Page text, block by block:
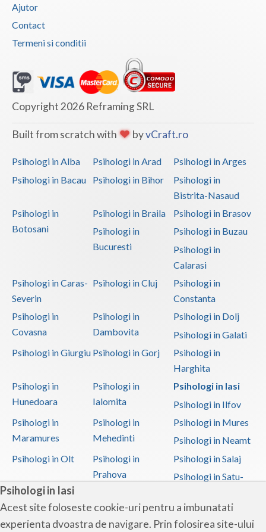
Psihologi in Iasi
Acest site foloseste cookie-uri pentru a imbunatati
experienta dvoastra de navigare. Prin folosirea site-ului
Ajutor
Contact
Termeni si conditii
Copyright 2026 Reframing SRL
Built from scratch with byvCraft.ro
Psihologi in Alba Psihologi in Arad
Psihologi in Arges
Psihologi in Bacau
Psihologi in Bihor
Psihologi in
Bistrita-Nasaud
Psihologi in
Botosani
Psihologi in Braila
Psihologi in Brasov
Psihologi in
Bucuresti
Psihologi in Buzau
Psihologi in
Calarasi
Psihologi in Caras-
Severin
Psihologi in Cluj
Psihologi in
Constanta
Psihologi in
Covasna
Psihologi in
Dambovita
Psihologi in Dolj
Psihologi in Galati
Psihologi in Giurgiu Psihologi in Gorj
Psihologi in
Harghita
Psihologi in
Hunedoara
Psihologi in
Ialomita
Psihologi in Iasi
Psihologi in Ilfov
Psihologi in
Maramures
Psihologi in
Mehedinti
Psihologi in Mures
Psihologi in Neamt
Psihologi in Olt
Psihologi in
Prahova
Psihologi in Salaj
Psihologi in Satu-
Psihologi in Sibiu
Psihologi in
Suceava
Psihologi in
Teleorman